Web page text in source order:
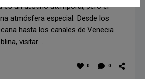
es un destino atemporal, pero el
atmósfera especial. Desde los
hasta los canales de Venecia
visitar …
0 0